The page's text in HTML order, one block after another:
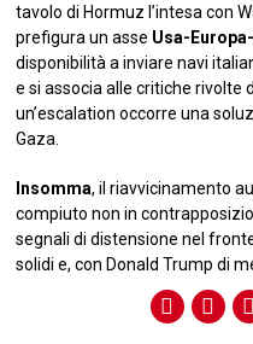
tavolo di Hormuz l’intesa con
prefigura un asse Usa-
disponibilità a inviare navi
e si associa alle critiche rivolte
un’escalation occorre una
Gaza.
Insomma, il riavvicinamento
compiuto non in
segnali di distensione nel
solidi e, con Donald Trump di